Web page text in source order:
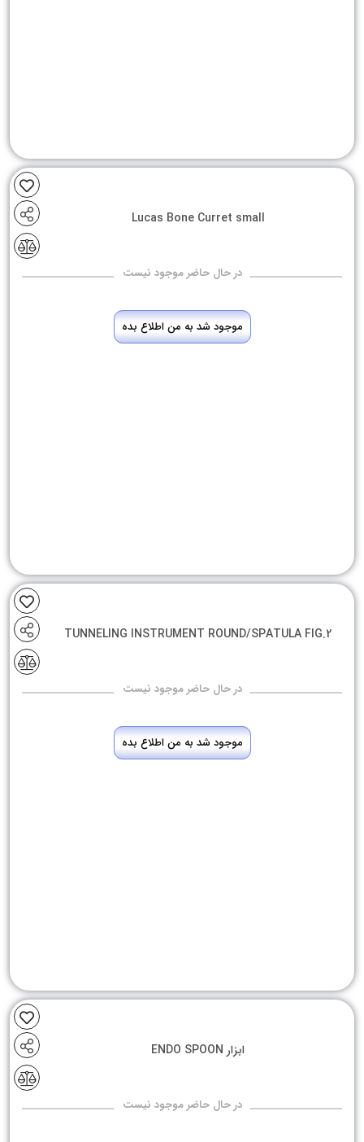
Lucas Bone Curret small
در حال حاضر موجود نیست
موجود شد به من اطلاع بده
TUNNELING INSTRUMENT ROUND/SPATULA FIG.2
در حال حاضر موجود نیست
موجود شد به من اطلاع بده
ابزار ENDO SPOON
در حال حاضر موجود نیست